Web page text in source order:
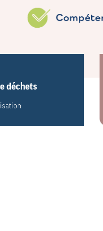
déchets